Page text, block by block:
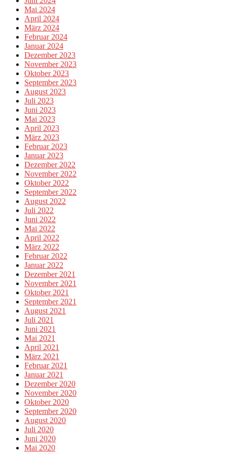
Mai 2024
April 2024
März 2024
Februar 2024
Januar 2024
Dezember 2023
November 2023
Oktober 2023
September 2023
August 2023
Juli 2023
Juni 2023
Mai 2023
April 2023
März 2023
Februar 2023
Januar 2023
Dezember 2022
November 2022
Oktober 2022
September 2022
August 2022
Juli 2022
Juni 2022
Mai 2022
April 2022
März 2022
Februar 2022
Januar 2022
Dezember 2021
November 2021
Oktober 2021
September 2021
August 2021
Juli 2021
Juni 2021
Mai 2021
April 2021
März 2021
Februar 2021
Januar 2021
Dezember 2020
November 2020
Oktober 2020
September 2020
August 2020
Juli 2020
Juni 2020
Mai 2020